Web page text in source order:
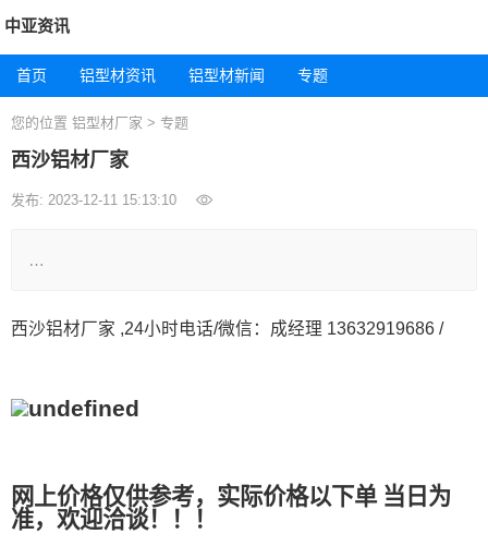
中亚资讯
首页 铝型材资讯 铝型材新闻 专题
您的位置 铝型材厂家 > 专题
西沙铝材厂家
发布: 2023-12-11 15:13:10
…
西沙铝材厂家 ,24小时电话/微信：成经理 13632919686 /
网上价格仅供参考，实际价格以下单 当日为
准，欢迎洽谈！！！